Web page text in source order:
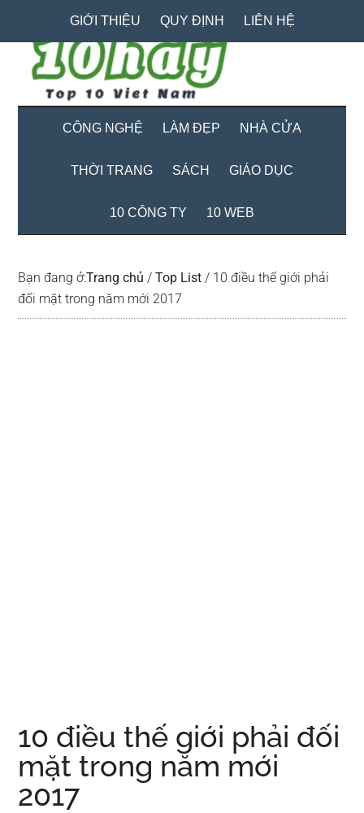
content
secondary
menu
primary
sidebar
GIỚI THIỆU QUY ĐỊNH LIÊN HỆ
CÔNG NGHỆ LÀM ĐẸP NHÀ CỬA
THỜI TRANG SÁCH GIÁO DỤC
10 CÔNG TY 10 WEB
Bạn đang ở:Trang chủ / Top List / 10 điều thế giới phải
đối mặt trong năm mới 2017
10 điều thế giới phải đối
mặt trong năm mới
2017